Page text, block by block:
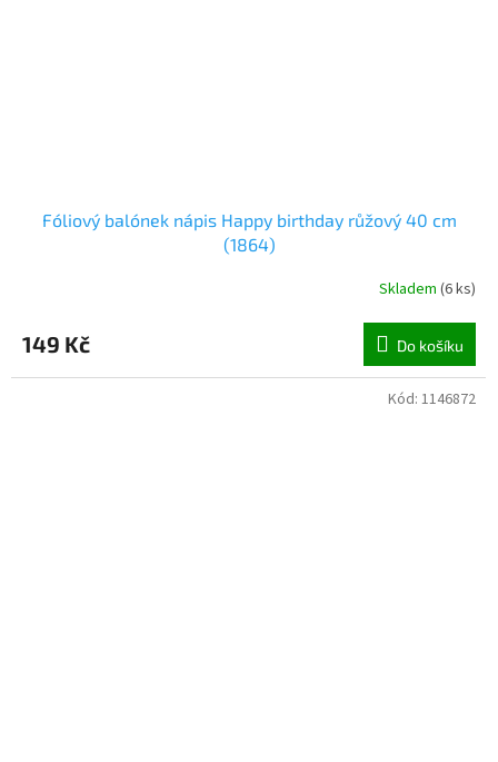
Fóliový balónek nápis Happy birthday růžový 40 cm
(1864)
Skladem (6 ks)
149 Kč Do košíku
Kód: 1146872